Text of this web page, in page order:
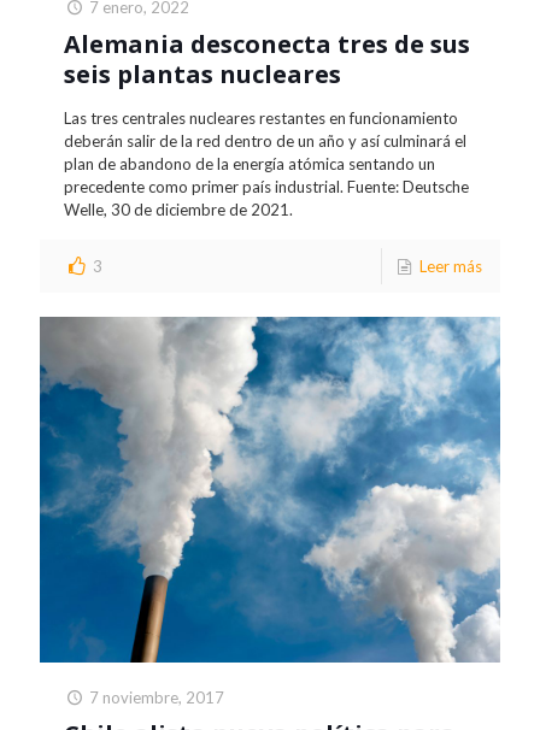
7 enero, 2022
Alemania desconecta tres de sus
seis plantas nucleares
Las tres centrales nucleares restantes en funcionamiento
deberán salir de la red dentro de un año y así culminará el
plan de abandono de la energía atómica sentando un
precedente como primer país industrial. Fuente: Deutsche
Welle, 30 de diciembre de 2021.
3 Leer más
7 noviembre, 2017